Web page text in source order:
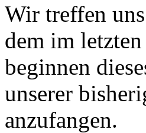
Wir treffen
dem im
beginnen
unserer
anzufangen.